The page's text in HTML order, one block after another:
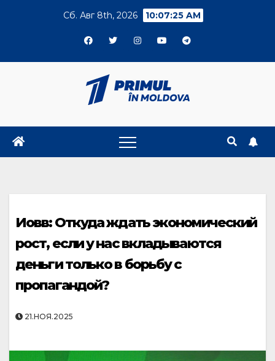
Сб. Авг 8th, 2026 10:07:26 AM
Иовв: Откуда ждать экономический
рост, если у нас вкладываются
деньги только в борьбу с
пропагандой?
21.НОЯ.2025